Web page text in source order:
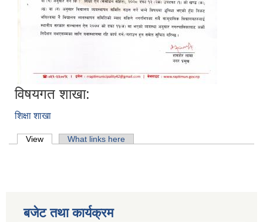
विषयगत शाखा:
शिक्षा शाखा
Primary tabs
View (active tab)What links here
बजेट तथा कार्यक्रम